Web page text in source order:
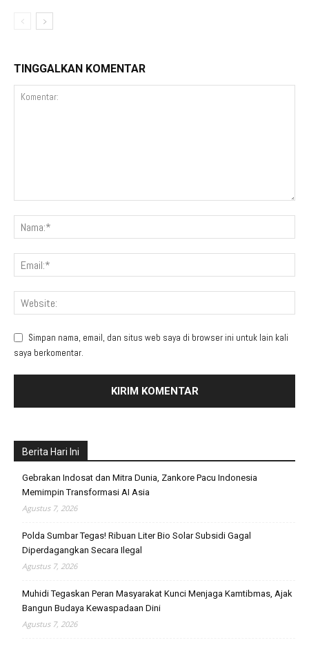
TINGGALKAN KOMENTAR
Simpan nama, email, dan situs web saya di browser ini untuk lain kali
saya berkomentar.
Berita Hari Ini
Gebrakan Indosat dan Mitra Dunia, Zankore Pacu Indonesia
Memimpin Transformasi AI Asia
Agustus 7, 2026
Polda Sumbar Tegas! Ribuan Liter Bio Solar Subsidi Gagal
Diperdagangkan Secara Ilegal
Agustus 7, 2026
Muhidi Tegaskan Peran Masyarakat Kunci Menjaga Kamtibmas, Ajak
Bangun Budaya Kewaspadaan Dini
Agustus 7, 2026